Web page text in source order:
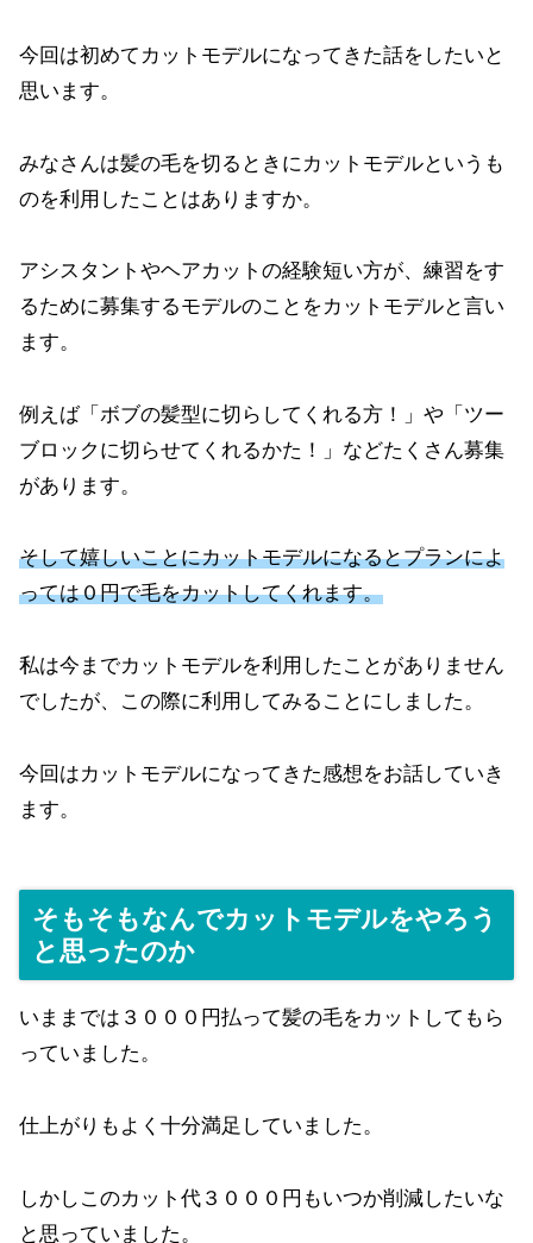
今回は初めてカットモデルになってきた話をしたいと
思います。
みなさんは髪の毛を切るときにカットモデルというも
のを利用したことはありますか。
アシスタントやヘアカットの経験短い方が、練習をす
るために募集するモデルのことをカットモデルと言い
ます。
例えば「ボブの髪型に切らしてくれる方！」や「ツー
ブロックに切らせてくれるかた！」などたくさん募集
があります。
そして嬉しいことにカットモデルになるとプランによ
っては０円で毛をカットしてくれます。
私は今までカットモデルを利用したことがありません
でしたが、この際に利用してみることにしました。
今回はカットモデルになってきた感想をお話していき
ます。
そもそもなんでカットモデルをやろう
と思ったのか
いままでは３０００円払って髪の毛をカットしてもら
っていました。
仕上がりもよく十分満足していました。
しかしこのカット代３０００円もいつか削減したいな
と思っていました。